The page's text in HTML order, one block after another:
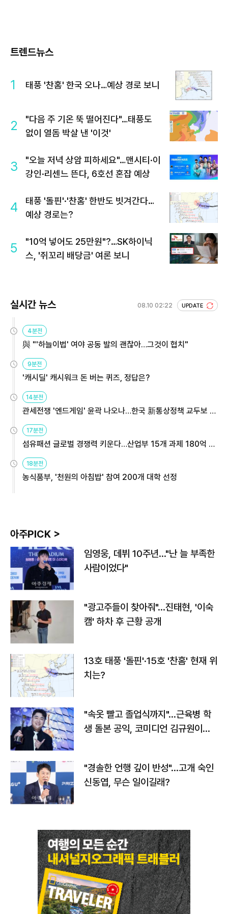
트렌드뉴스
1 태풍 '찬홈' 한국 오나…예상 경로 보니
2
"다음 주 기온 뚝 떨어진다"…태풍도
없이 열돔 박살 낸 '이것'
3
"오늘 저녁 상암 피하세요"…맨시티·이
강인·리센느 뜬다, 6호선 혼잡 예상
4
태풍 '돌핀'·'찬홈' 한반도 빗겨간다…
예상 경로는?
5
"10억 넣어도 25만원"?…SK하이닉
스, '쥐꼬리 배당금' 여론 보니
실시간 뉴스 08.10 02:22 UPDATE
4분전
與 "'하늘이법' 여야 공동 발의 괜찮아…그것이 협치"
9분전
'캐시딜' 캐시워크 돈 버는 퀴즈, 정답은?
14분전
관세전쟁 '엔드게임' 윤곽 나오나…한국 新통상정책 교두보 활
17분전
섬유패션 글로벌 경쟁력 키운다…산업부 15개 과제 180억 지
18분전
농식품부, '천원의 아침밥' 참여 200개 대학 선정
아주PICK >
임영웅, 데뷔 10주년…"난 늘 부족한
사람이었다"
"광고주들이 찾아줘"…진태현, '이숙
캠' 하차 후 근황 공개
13호 태풍 '돌핀'·15호 '찬홈' 현재 위
치는?
"속옷 빨고 졸업식까지"…근육병 학
생 돌본 공익, 코미디언 김규원이었
"경솔한 언행 깊이 반성"…고개 숙인
신동엽, 무슨 일이길래?